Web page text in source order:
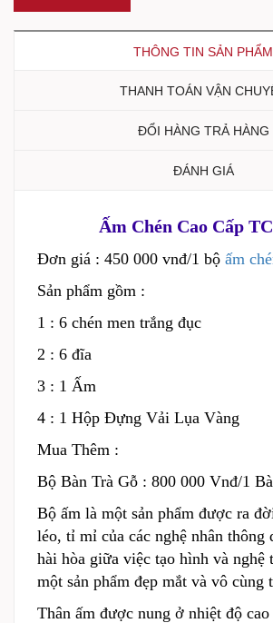
THÔNG TIN SẢN PHẨM
THANH TOÁN VẬN
ĐỔI HÀNG TRẢ HÀNG
ĐÁNH GIÁ
Ấm Chén Cao Cấp
Đơn giá : 450 000 vnđ/1 bộ ấm
Sản phẩm gồm :
1 : 6 chén men trắng đục
2 : 6 đĩa
3 : 1 Ấm
4 : 1 Hộp Đựng Vải Lụa Vàng
Mua Thêm :
Bộ Bàn Trà Gỗ : 800 000 Vnđ/1
Bộ ấm là một sản phẩm được ra
léo, tỉ mỉ của các nghệ nhân thông
hài hòa giữa việc tạo hình và nghệ
một sản phẩm đẹp mắt và vô cùng
Thân ấm được nung ở nhiệt độ